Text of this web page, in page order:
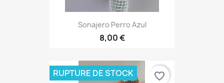
Sonajero Perro Azul
8,00 €
RUPTURE DE STOCK favorite_border